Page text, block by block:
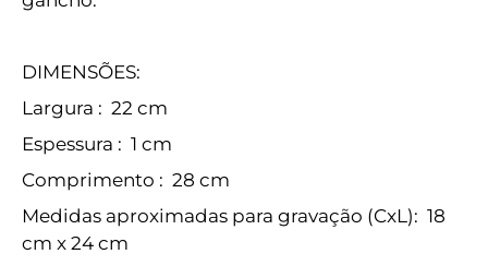
DIMENSÕES:
Largura : 22 cm
Espessura : 1 cm
Comprimento : 28 cm
Medidas aproximadas para gravação (CxL): 18
cm x 24 cm